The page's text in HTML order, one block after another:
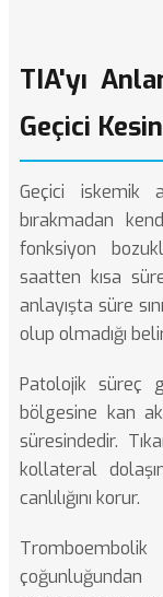
TIA'yı
Geçici
Geçici iskemik
bırakmadan
fonksiyon
saatten kısa
anlayışta süre
olup olmadığı
Patolojik süreç
bölgesine kan
süresindedir.
kollateral
canlılığını korur.